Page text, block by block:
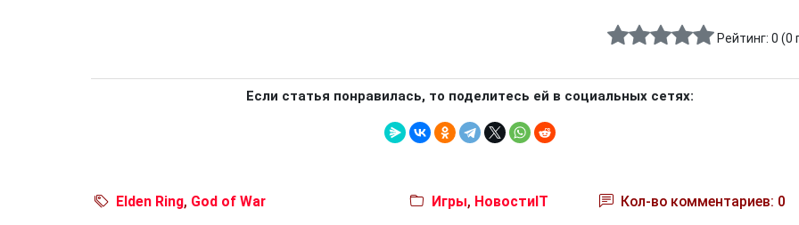
Рейтинг: 0 (0
Если статья понравилась, то поделитесь ей в социальных сетях:
Elden Ring, God of War Игры, НовостиIT Кол-во комментариев: 0